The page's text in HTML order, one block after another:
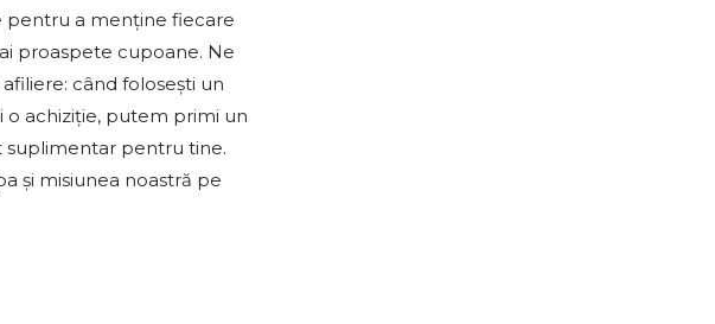
a menține fiecare
proaspete cupoane. Ne
când folosești un
o achiziție, putem primi un
suplimentar pentru tine.
și misiunea noastră pe